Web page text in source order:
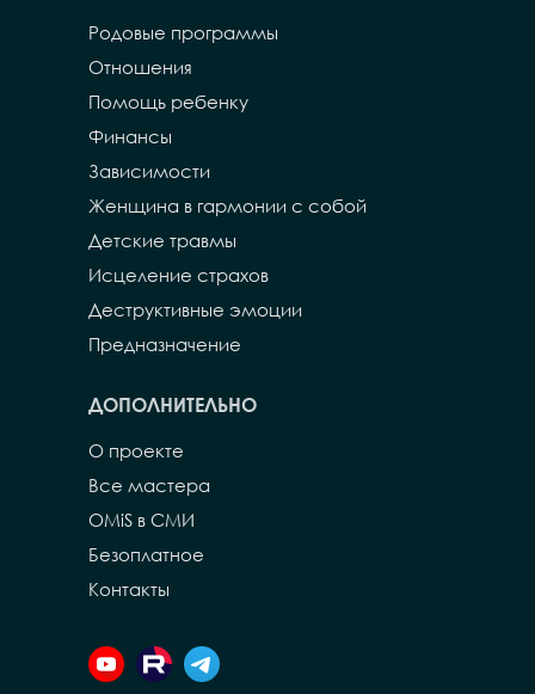
О проекте
Безоплатное
Контакты
ДОПОЛНИТЕЛЬНО
Родовые программы
Отношения
Помощь ребенку
Финансы
Женщина в гармонии с собой
Детские травмы
Исцеление страхов
Деструктивные эмоции
Зависимости
OMiS в СМИ
Предназначение
Все мастера